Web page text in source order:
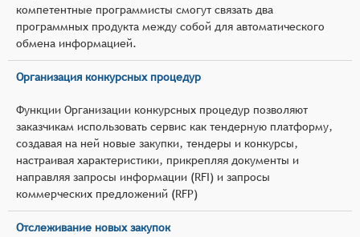
компетентные программисты смогут связать два
программных продукта между собой для автоматического
обмена информацией.
Организация конкурсных процедур
Функции Организации конкурсных процедур позволяют
заказчикам использовать сервис как тендерную платформу,
создавая на ней новые закупки, тендеры и конкурсы,
настраивая характеристики, прикрепляя документы и
направляя запросы информации (RFI) и запросы
коммерческих предложений (RFP)
Отслеживание новых закупок